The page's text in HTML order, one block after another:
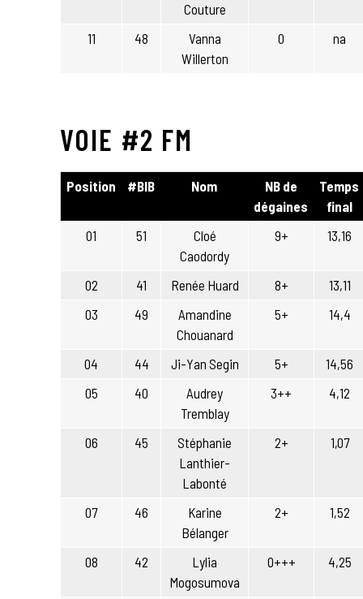
Couture
11 48
Vanna
Willerton
0 na
VOIE #2 FM
Position #BIB Nom
NB de
dégaines
Temps
final
01
51
Cloé
Caodordy
9+ 13,16
02 41 Renée Huard 8+
13,11
03
49
Amandine
Chouanard
5+ 14,4
04 44 Ji-Yan Segin 5+
14,56
05
40
Audrey
Tremblay
3++ 4,12
06 45
Stéphanie
Lanthier-
Labonté
2+ 1,07
07 46
Karine
Bélanger
2+ 1,52
08 42
Lylia
Mogosumova
0+++ 4,25